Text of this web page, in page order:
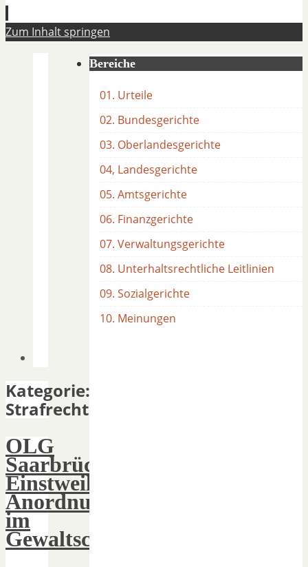
Zum Inhalt springen
Kategorie:
Strafrecht
OLG
Saarbrücken:
Einstweilige
Anordnung
im
Gewaltschutzverfahren
Bereiche
01. Urteile
02. Bundesgerichte
03. Oberlandesgerichte
04, Landesgerichte
05. Amtsgerichte
06. Finanzgerichte
07. Verwaltungsgerichte
08. Unterhaltsrechtliche Leitlinien
09. Sozialgerichte
10. Meinungen